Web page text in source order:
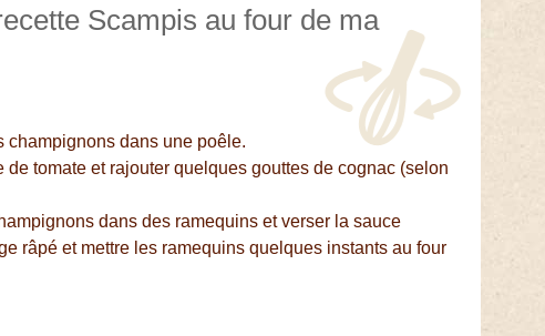
Scampis au four de ma
champignons dans une poêle.
de tomate et rajouter quelques gouttes de cognac (selon
dans des ramequins et verser la sauce
râpé et mettre les ramequins quelques instants au four